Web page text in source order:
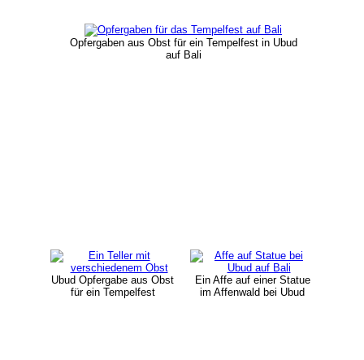
Opfergaben aus Obst für ein Tempelfest in Ubud
auf Bali
Ubud Opfergabe aus Obst
für ein Tempelfest
Ein Affe auf einer Statue
im Affenwald bei Ubud